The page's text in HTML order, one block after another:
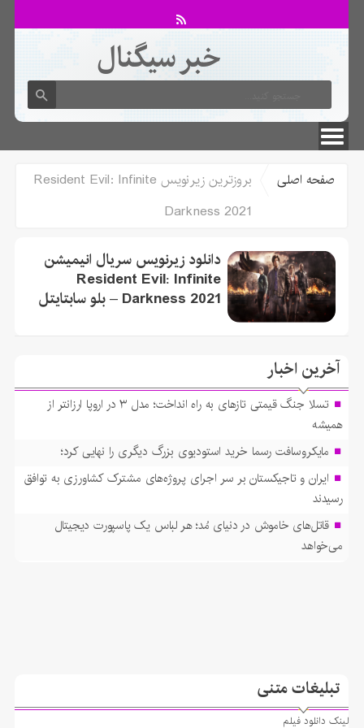
لطفا در پنل مديريتي خود به قسمت فهرست ها برويد و منوي خود را ايجاد كنيد!
خبر سیگنال
صفحه اصلی
بروزترین زیرنویس Resident Evil: Infinite
Darkness 2021
دانلود زیرنویس سریال انیمیشن
Resident Evil: Infinite
Darkness 2021 – بلو سابتايتل
آخرین اخبار
تسلا جنگ قیمتی تازهای به راه انداخت؛ مدل ۳ در اروپا ارزانتر از
همیشه
مایکروسافت رسما خرید استودیوی بزرگ دیگری را نهایی کرد؛
ایران و تاجیکستان بر سر اجرای پروژه‌های مشترک کشاورزی به توافق
رسیدند
قاتل‌های خاموش در دنیای مُد؛ هر لباس یک پاسپورت دیجیتال
می‌خواهد
تبلیغات متنی
لينک دانلود فيلم